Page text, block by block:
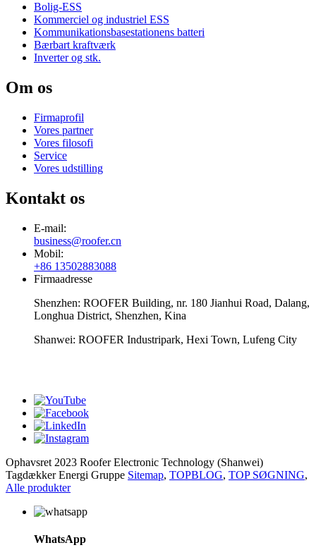
Bolig-ESS
Kommerciel og industriel ESS
Kommunikationsbasestationens batteri
Bærbart kraftværk
Inverter og stk.
Om os
Firmaprofil
Vores partner
Vores filosofi
Service
Vores udstilling
Kontakt os
E-mail:
business@roofer.cn
Mobil:
+86 13502883088
Firmaadresse
Shenzhen: ROOFER Building, nr. 180 Jianhui Road, Dalang,
Longhua District, Shenzhen, Kina
Shanwei: ROOFER Industripark, Hexi Town, Lufeng City
Ophavsret 2023 Roofer Electronic Technology (Shanwei)
Tagdækker Energi Gruppe Sitemap, TOPBLOG, TOP SØGNING,
Alle produkter
WhatsApp